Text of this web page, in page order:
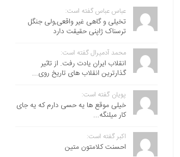
عباس عباس گفته است:
تخیلی و گاهی غیر واقعی,ولی جنگل
ترسناک ژاپنی حقیقت دارد
محمد آدمیرال گفته است:
انقلاب ایران یادت رفت. از تاثیر
گذارترین انقلاب های تاریخ روی...
پویان گفته است:
خیلی موقع ها یه حسی دارم که یه جای
کار میلنگه...
اکبر گفته است:
احسنت ‌کلامتون متین